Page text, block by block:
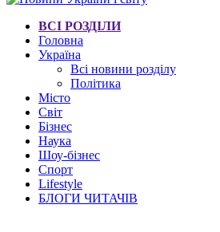
ВСІ РОЗДІЛИ
Головна
Україна
Всі новини розділу
Політика
Місто
Світ
Бізнес
Наука
Шоу-бізнес
Спорт
Lifestyle
БЛОГИ ЧИТАЧІВ